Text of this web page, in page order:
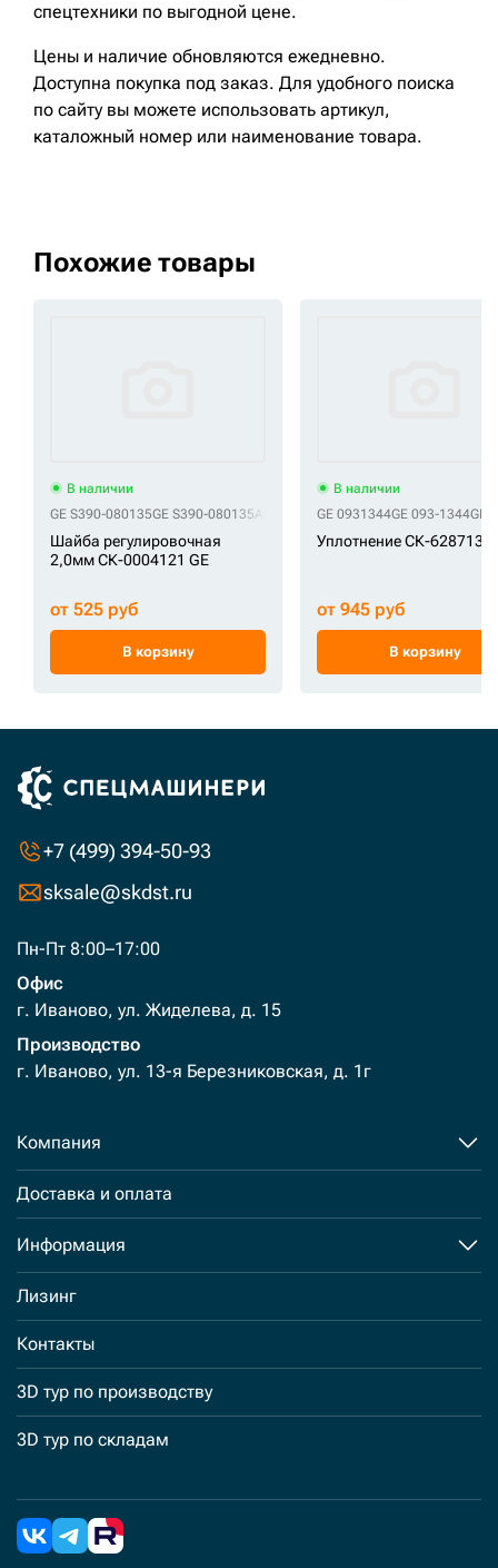
спецтехники по выгодной цене.
Цены и наличие обновляются ежедневно.
Доступна покупка под заказ. Для удобного поиска
по сайту вы можете использовать артикул,
каталожный номер или наименование товара.
Похожие товары
В наличии
GE S390-080135GE S390-080135A GE S993-080140 GE S993-080150GE
Шайба регулировочная
2,0мм СК-0004121 GE
от 525 руб
В корзину
В наличии
GE 0931344GE 093-1344GE
Уплотнение СК-6287136
от 945 руб
В корзину
+7 (499) 394-50-93
sksale@skdst.ru
Пн-Пт 8:00–17:00
Офис
г. Иваново, ул. Жиделева, д. 15
Производство
г. Иваново, ул. 13-я Березниковская, д. 1г
Компания
Доставка и оплата
Информация
Лизинг
Контакты
3D тур по производству
3D тур по складам